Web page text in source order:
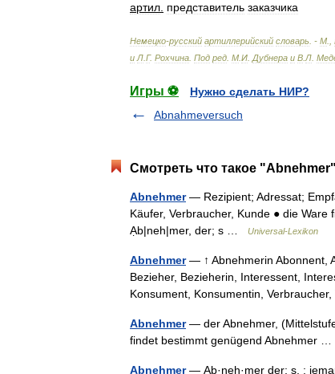
артил представитель заказчика
Немецко-русский артиллерийский словарь . - М
и Л Г. Рохчина Под ред М И Дубнера и В Л
Игры ⚽
Нужно сделать НИР?
Abnahmeversuch
Смотреть что такое
Abnehmer— Rezipient; Adressat;
Käufer, Verbraucher, Kunde ● die
Ạb|neh|mer, der; s …
Universal-Lexikon
Abnehmer— ↑ Abnehmerin Abonnent,
Bezieher, Bezieherin, Interessent,
Konsument, Konsumentin,
Abnehmer— der Abnehmer,
findet bestimmt genügend Abnehmer …
Abnehmer— Ạb·neh·mer der; s, ;